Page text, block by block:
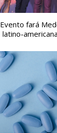
Evento fará
latino-